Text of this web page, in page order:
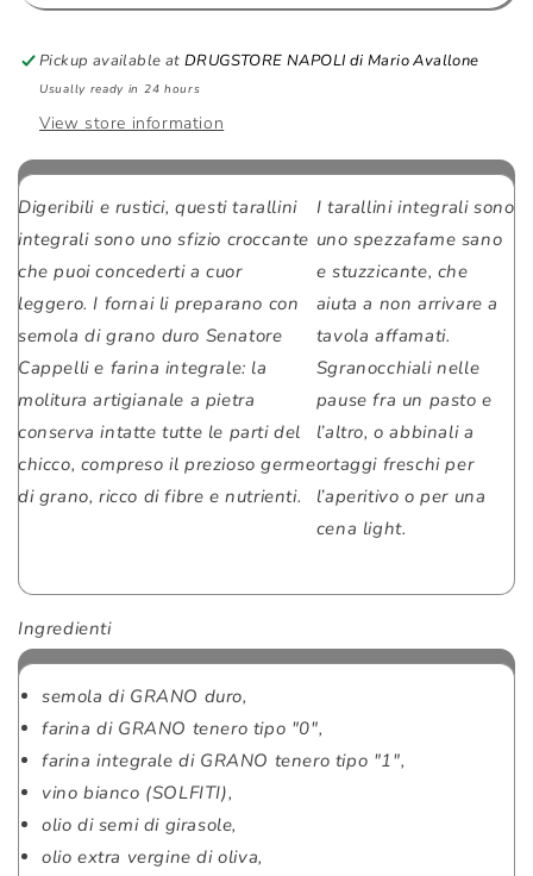
Contadini
Contadini
Pickup available atDRUGSTORE NAPOLI di Mario Avallone
Usually ready in 24 hours
View store information
Digeribili e rustici, questi tarallini
integrali sono uno sfizio croccante
che puoi concederti a cuor
leggero. I fornai li preparano con
semola di grano duro Senatore
Cappelli e farina integrale: la
molitura artigianale a pietra
conserva intatte tutte le parti del
chicco, compreso il prezioso germe
di grano, ricco di fibre e nutrienti.
I tarallini integrali sono
uno spezzafame sano
e stuzzicante, che
aiuta a non arrivare a
tavola affamati.
Sgranocchiali nelle
pause fra un pasto e
l’altro, o abbinali a
ortaggi freschi per
l’aperitivo o per una
cena light.
Ingredienti
semola di GRANO duro,
farina di GRANO tenero tipo "0",
farina integrale di GRANO tenero tipo "1",
vino bianco (SOLFITI),
olio di semi di girasole,
olio extra vergine di oliva,